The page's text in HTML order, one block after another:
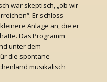
war skeptisch, „ob wir
Er schloss
Anlage an, die er
Das Programm
unter dem
die spontane
musikalisch